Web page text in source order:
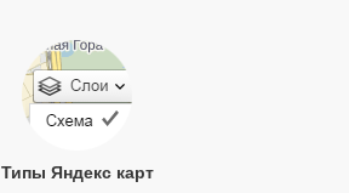
Типы Яндекс карт